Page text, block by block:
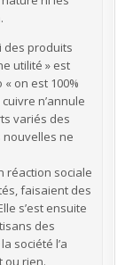
des produits
utilité » est
on est 100%
n’annule
variés des
ne
réaction sociale
faisaient des
s’est ensuite
des
société l’a